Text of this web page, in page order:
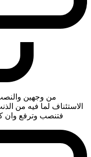
من وجهين
الاستئناف لما فيه من
فتنصب وترفع وان